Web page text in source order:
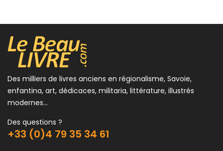
Des milliers de livres anciens en régionalisme, Savoie,
enfantina, art, dédicaces, militaria, littérature, illustrés
modernes...
Des questions ?
+33 (0)4 79 35 34 61